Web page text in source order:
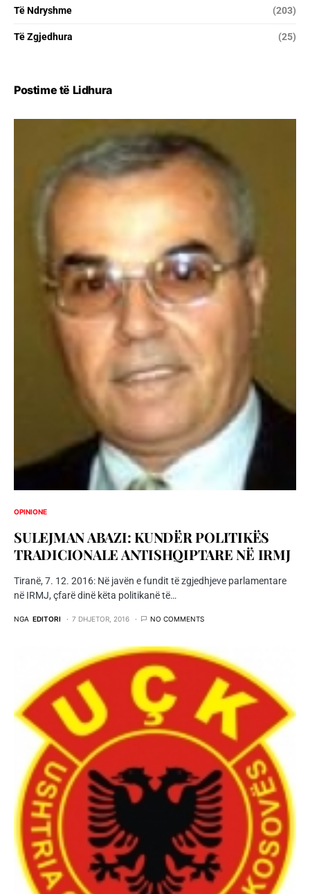
Të Ndryshme (203)
Të Zgjedhura (25)
Postime të Lidhura
OPINIONE
SULEJMAN ABAZI: KUNDËR POLITIKËS
TRADICIONALE ANTISHQIPTARE NË IRMJ
Tiranë, 7. 12. 2016: Në javën e fundit të zgjedhjeve parlamentare
në IRMJ, çfarë dinë këta politikanë të…
NGA EDITORI 7 DHJETOR, 2016 NO COMMENTS